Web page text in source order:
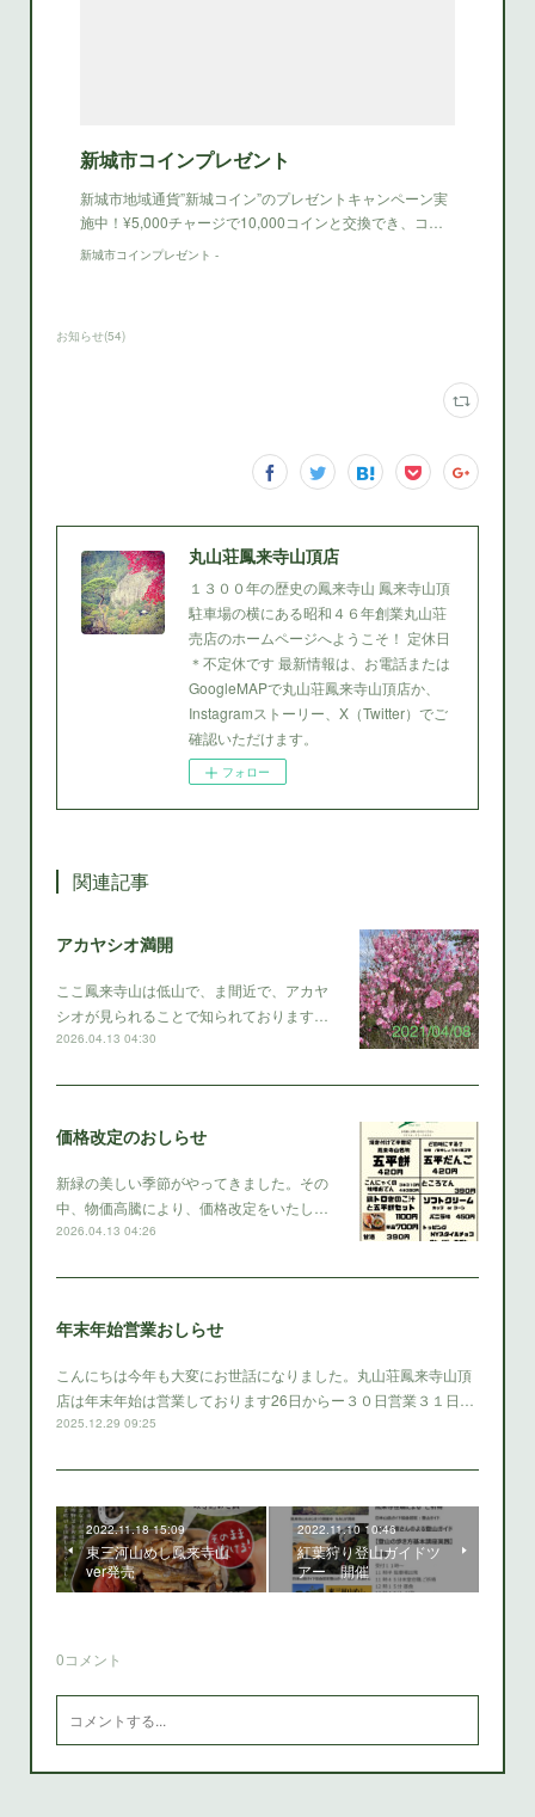
新城市コインプレゼント
新城市地域通貨”新城コイン”のプレゼントキャンペーン実
施中！¥5,000チャージで10,000コインと交換でき、コ…
新城市コインプレゼント -
お知らせ(54)
丸山荘鳳来寺山頂店
１３００年の歴史の鳳来寺山 鳳来寺山頂
駐車場の横にある昭和４６年創業丸山荘
売店のホームページへようこそ！ 定休日
＊不定休です 最新情報は、お電話または
GoogleMAPで丸山荘鳳来寺山頂店か、
Instagramストーリー、X（Twitter）でご
確認いただけます。
フォロー
関連記事
アカヤシオ満開
ここ鳳来寺山は低山で、ま間近で、アカヤ
シオが見られることで知られております…
2026.04.13 04:30
価格改定のおしらせ
新緑の美しい季節がやってきました。その
中、物価高騰により、価格改定をいたし…
2026.04.13 04:26
年末年始営業おしらせ
こんにちは今年も大変にお世話になりました。丸山荘鳳来寺山頂
店は年末年始は営業しております26日からー３０日営業３１日…
2025.12.29 09:25
2022.11.18 15:09
東三河山めし鳳来寺山
ver発売
2022.11.10 10:46
紅葉狩り登山ガイドツ
アー 開催
0コメント